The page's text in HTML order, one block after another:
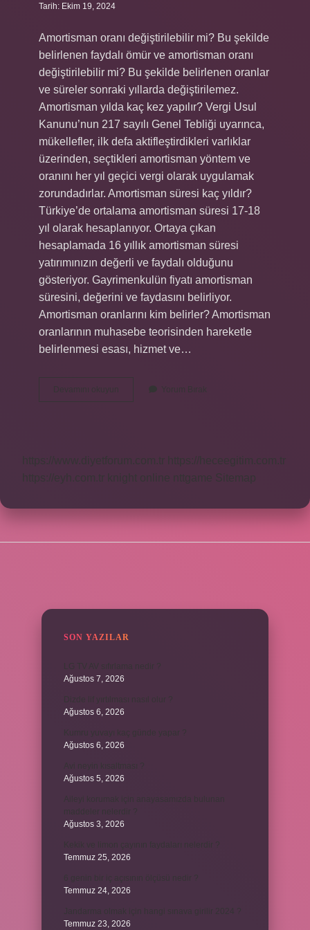
Tarih: Ekim 19, 2024
Amortisman oranı değiştirilebilir mi? Bu şekilde
belirlenen faydalı ömür ve amortisman oranı
değiştirilebilir mi? Bu şekilde belirlenen oranlar
ve süreler sonraki yıllarda değiştirilemez.
Amortisman yılda kaç kez yapılır? Vergi Usul
Kanunu’nun 217 sayılı Genel Tebliği uyarınca,
mükellefler, ilk defa aktifleştirdikleri varlıklar
üzerinden, seçtikleri amortisman yöntem ve
oranını her yıl geçici vergi olarak uygulamak
zorundadırlar. Amortisman süresi kaç yıldır?
Türkiye’de ortalama amortisman süresi 17-18
yıl olarak hesaplanıyor. Ortaya çıkan
hesaplamada 16 yıllık amortisman süresi
yatırımınızın değerli ve faydalı olduğunu
gösteriyor. Gayrimenkulün fiyatı amortisman
süresini, değerini ve faydasını belirliyor.
Amortisman oranlarını kim belirler? Amortisman
oranlarının muhasebe teorisinden hareketle
belirlenmesi esası, hizmet ve…
Devamını okuyun
Amortisman
Oranı
Yorum Bırak
https://www.diyetforum.com.tr
https://heceegitim.com.tr
https://eyh.com.tr
knight online nttgame Sitemap
SON YAZILAR
Ağustos 7, 2026
Ağustos 6, 2026
Ağustos 6, 2026
Ağustos 5, 2026
Ağustos 3, 2026
Temmuz 25, 2026
Temmuz 24, 2026
Temmuz 23, 2026